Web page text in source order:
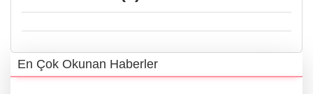
En Çok Okunan Haberler